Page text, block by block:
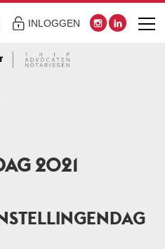
INLOGGEN
2021